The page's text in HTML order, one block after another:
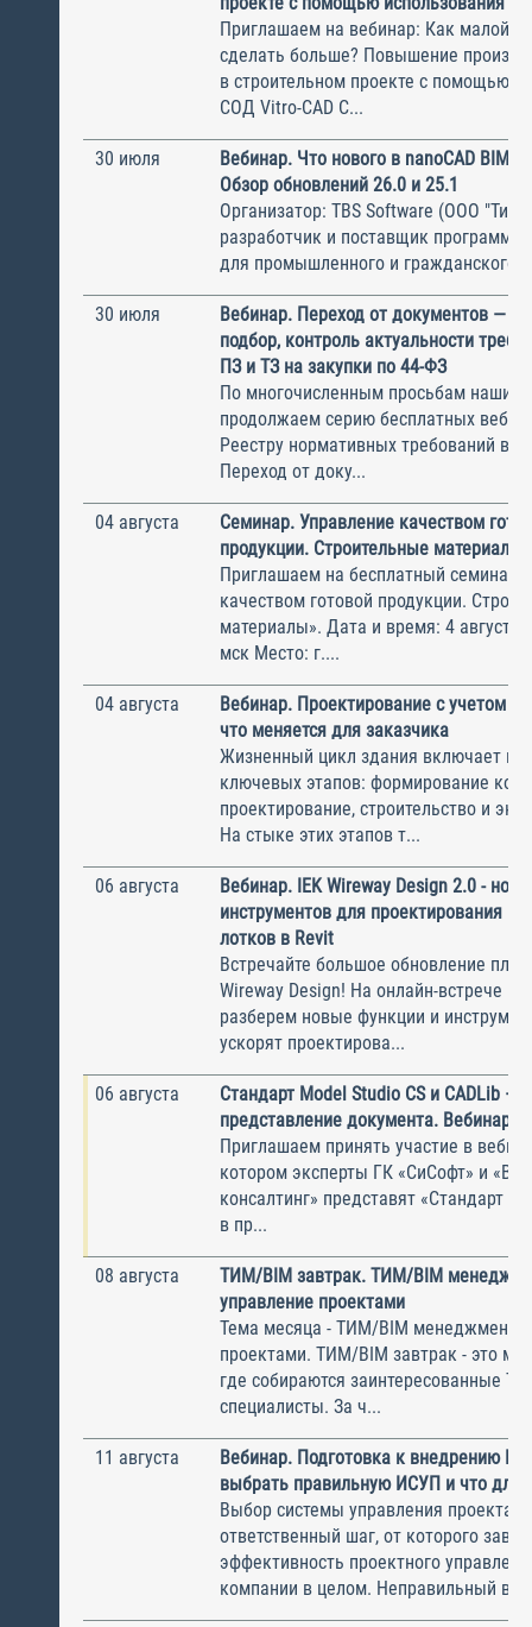
Приглашаем на вебинар: Как малой
сделать больше? Повышение
в строительном проекте с помощью
СОД Vitro-CAD С...
30 июля
Вебинар. Что нового в nanoCAD BIM
Обзор обновлений 26.0 и 25.1
Организатор: TBS Software (ООО
разработчик и поставщик
для промышленного и гражданского
30 июля
Вебинар. Переход от документов — к
подбор, контроль актуальности
ПЗ и ТЗ на закупки по 44-ФЗ
По многочисленным просьбам наших
продолжаем серию бесплатных
Реестру нормативных требований в
Переход от доку...
04 августа
Семинар. Управление качеством
продукции. Строительные материалы
Приглашаем на бесплатный семинар
качеством готовой продукции.
материалы». Дата и время: 4 августа,
мск Место: г....
04 августа
Вебинар. Проектирование с учетом
что меняется для заказчика
Жизненный цикл здания включает
ключевых этапов: формирование
проектирование, строительство и
На стыке этих этапов т...
06 августа
Вебинар. IEK Wireway Design 2.0 -
инструментов для проектирования
лотков в Revit
Встречайте большое обновление
Wireway Design! На онлайн-встрече
разберем новые функции и
ускорят проектирова...
06 августа
Стандарт Model Studio CS и CADLib —
представление документа. Вебинар
Приглашаем принять участие в
котором эксперты ГК «СиСофт» и
консалтинг» представят «Стандарт
в пр...
08 августа
ТИМ/BIM завтрак. ТИМ/BIM
управление проектами
Тема месяца - ТИМ/BIM менеджмент и
проектами. ТИМ/BIM завтрак - это
где собираются заинтересованные
специалисты. За ч...
11 августа
Вебинар. Подготовка к внедрению
выбрать правильную ИСУП и что для
Выбор системы управления
ответственный шаг, от которого
эффективность проектного
компании в целом. Неправильный